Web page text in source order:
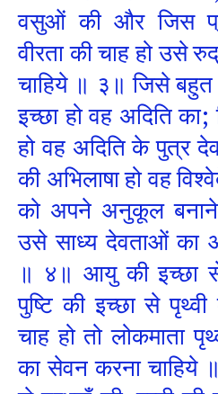
वसुओं की और जिस
वीरता की चाह हो उसे
चाहिये ॥ ३॥ जिसे बहुत
इच्छा हो वह अदिति
हो वह अदिति के पुत्र
की अभिलाषा हो वह
को अपने अनुकूल बनाने
उसे साध्य देवताओं का
॥ ४॥ आयु की इच्छा से
पुष्टि की इच्छा से
चाह हो तो लोकमाता
का सेवन करना चाहिये